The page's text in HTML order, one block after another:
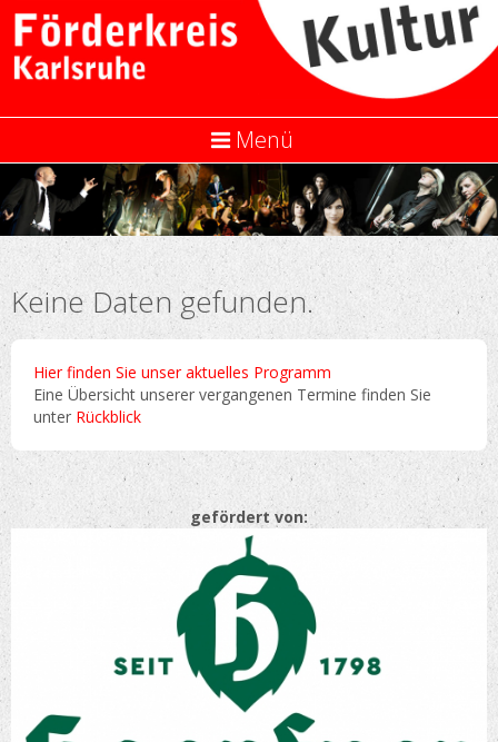
Menü
Keine Daten gefunden.
Hier finden Sie unser aktuelles Programm
Eine Übersicht unserer vergangenen Termine finden Sie
unter Rückblick
gefördert von: